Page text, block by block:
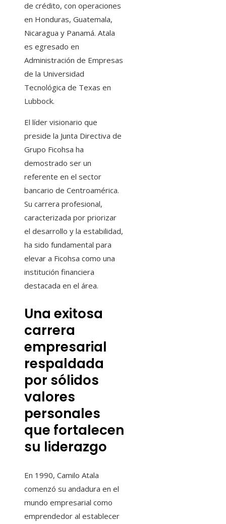
de crédito, con operaciones
en Honduras, Guatemala,
Nicaragua y Panamá. Atala
es egresado en
Administración de Empresas
de la Universidad
Tecnológica de Texas en
Lubbock.
El líder visionario que
preside la Junta Directiva de
Grupo Ficohsa ha
demostrado ser un
referente en el sector
bancario de Centroamérica.
Su carrera profesional,
caracterizada por priorizar
el desarrollo y la estabilidad,
ha sido fundamental para
elevar a Ficohsa como una
institución financiera
destacada en el área.
Una exitosa
carrera
empresarial
respaldada
por sólidos
valores
personales
que fortalecen
su liderazgo
En 1990, Camilo Atala
comenzó su andadura en el
mundo empresarial como
emprendedor al establecer